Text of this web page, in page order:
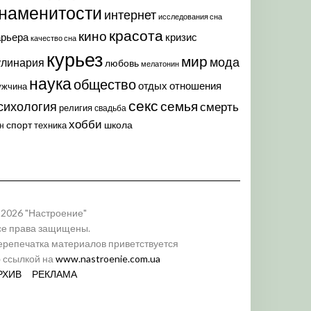
интернет исследования сна
качество сна кино красота кризис
курьез любовь мелатонин мир мода
наукаобществоотдых отношения
религия свадьба секссемья смерть
спорттехникахобби школа
"Настроение"
права защищены.
материалов приветствуется
ссылкой на www.nastroenie.com.ua
РЕКЛАМА